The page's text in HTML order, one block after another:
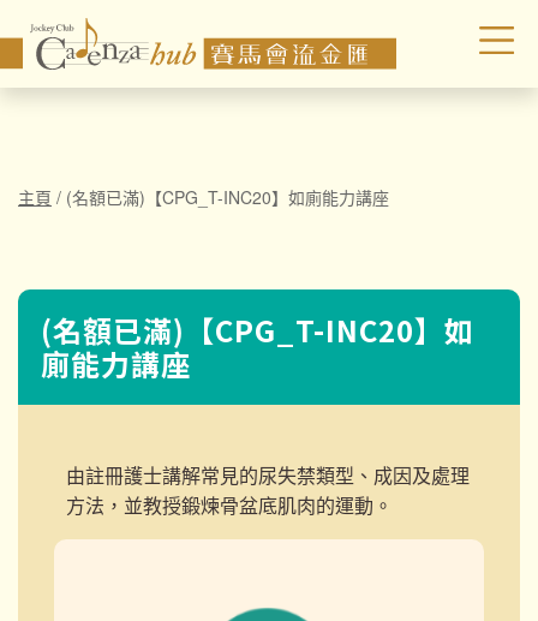
主頁 / (名額已滿)【CPG_T-INC20】如廁能力講座
(名額已滿)【CPG_T-INC20】如
廁能力講座
由註冊護士講解常見的尿失禁類型、成因及處理
方法，並教授鍛煉骨盆底肌肉的運動。